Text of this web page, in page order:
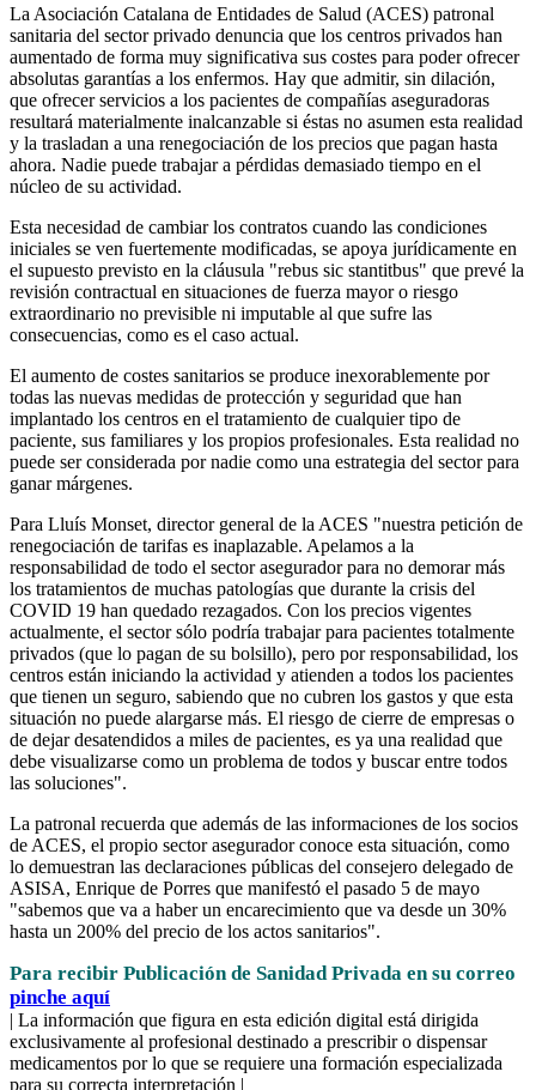
La Asociación Catalana de Entidades de Salud (ACES) patronal
sanitaria del sector privado denuncia que los centros privados han
aumentado de forma muy significativa sus costes para poder ofrecer
absolutas garantías a los enfermos. Hay que admitir, sin dilación,
que ofrecer servicios a los pacientes de compañías aseguradoras
resultará materialmente inalcanzable si éstas no asumen esta realidad
y la trasladan a una renegociación de los precios que pagan hasta
ahora. Nadie puede trabajar a pérdidas demasiado tiempo en el
núcleo de su actividad.
Esta necesidad de cambiar los contratos cuando las condiciones
iniciales se ven fuertemente modificadas, se apoya jurídicamente en
el supuesto previsto en la cláusula "rebus sic stantitbus" que prevé la
revisión contractual en situaciones de fuerza mayor o riesgo
extraordinario no previsible ni imputable al que sufre las
consecuencias, como es el caso actual.
El aumento de costes sanitarios se produce inexorablemente por
todas las nuevas medidas de protección y seguridad que han
implantado los centros en el tratamiento de cualquier tipo de
paciente, sus familiares y los propios profesionales. Esta realidad no
puede ser considerada por nadie como una estrategia del sector para
ganar márgenes.
Para Lluís Monset, director general de la ACES "nuestra petición de
renegociación de tarifas es inaplazable. Apelamos a la
responsabilidad de todo el sector asegurador para no demorar más
los tratamientos de muchas patologías que durante la crisis del
COVID 19 han quedado rezagados. Con los precios vigentes
actualmente, el sector sólo podría trabajar para pacientes totalmente
privados (que lo pagan de su bolsillo), pero por responsabilidad, los
centros están iniciando la actividad y atienden a todos los pacientes
que tienen un seguro, sabiendo que no cubren los gastos y que esta
situación no puede alargarse más. El riesgo de cierre de empresas o
de dejar desatendidos a miles de pacientes, es ya una realidad que
debe visualizarse como un problema de todos y buscar entre todos
las soluciones".
La patronal recuerda que además de las informaciones de los socios
de ACES, el propio sector asegurador conoce esta situación, como
lo demuestran las declaraciones públicas del consejero delegado de
ASISA, Enrique de Porres que manifestó el pasado 5 de mayo
"sabemos que va a haber un encarecimiento que va desde un 30%
hasta un 200% del precio de los actos sanitarios".
Para recibir Publicación de Sanidad Privada en su correo
pinche aquí
| La información que figura en esta edición digital está dirigida
exclusivamente al profesional destinado a prescribir o dispensar
medicamentos por lo que se requiere una formación especializada
para su correcta interpretación |